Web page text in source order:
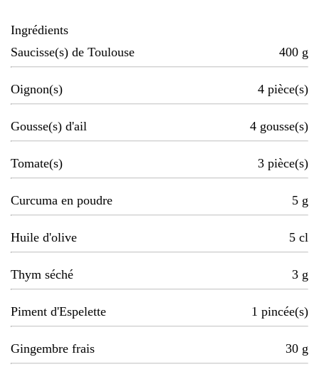
Ingrédients
Saucisse(s) de Toulouse
400 g
Oignon(s) 4 pièce(s)
Gousse(s) d'ail 4 gousse(s)
Tomate(s) 3 pièce(s)
Curcuma en poudre 5 g
Huile d'olive 5 cl
Thym séché 3 g
Piment d'Espelette 1 pincée(s)
Gingembre frais 30 g